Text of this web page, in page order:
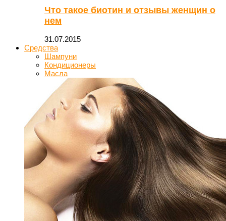
Что такое биотин и отзывы женщин о
нем
31.07.2015
Средства
Шампуни
Кондиционеры
Масла